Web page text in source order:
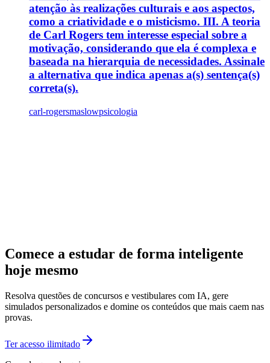
atenção às realizações culturais e aos aspectos,
como a criatividade e o misticismo. III. A teoria
de Carl Rogers tem interesse especial sobre a
motivação, considerando que ela é complexa e
baseada na hierarquia de necessidades. Assinale
a alternativa que indica apenas a(s) sentença(s)
correta(s).
carl-rogersmaslowpsicologia
Comece a estudar de forma inteligente
hoje mesmo
Resolva questões de concursos e vestibulares com IA, gere
simulados personalizados e domine os conteúdos que mais caem nas
provas.
Ter acesso ilimitado